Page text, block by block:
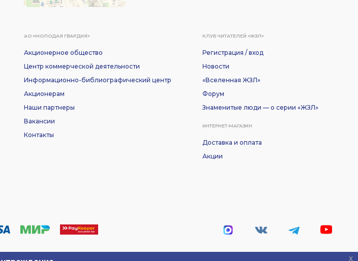
АО «МОЛОДАЯ ГВАРДИЯ»
Акционерное общество
Центр коммерческой деятельности
Информационно-библиографический центр
Акционерам
Наши партнеры
Вакансии
Контакты
КЛУБ ЧИТАТЕЛЕЙ «ЖЗЛ»
Регистрация / вход
Новости
«Вселенная ЖЗЛ»
Форум
Знаменитые люди — о серии «ЖЗЛ»
ИНТЕРНЕТ-МАГАЗИН
Доставка и оплата
Акции
x